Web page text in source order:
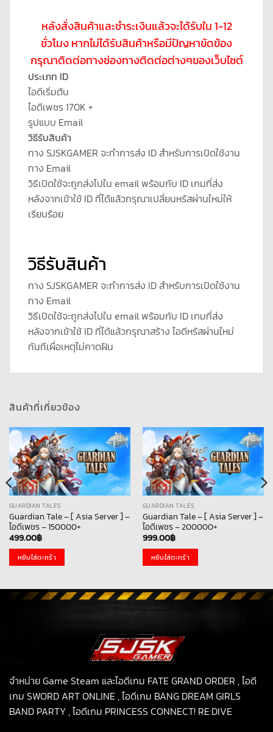
หลังสั่งสินค้าและชำระเงินแล้วจะได้รับใน 1-12
ชั่วโมง หากไม่ได้รับสินค้าหรือมีปัญหาขัดข้อง
กรุณาติดต่อทางช่องทางติดต่อต่างๆของเว็บไซต์
ประเภท ID
ไอดีเริ่มต้น
ไอดีเพชร 170K +
รูปแบบ Email
วิธีรับสินค้า
ทาง SJSKGAMER จะทำการส่ง ID สำหรับการเปิดใช้งาน
ทาง Email
วิธีเปิดใช้จะถูกส่งไปใน email พร้อมกับ ID เกมที่ส่ง
หลังจากเข้าใช้ ID ที่ได้แล้วกรุณาเปลี่ยนหรัสผ่านใหม่ให้
เรียบร้อย
วิธีรับสินค้า
ทาง SJSKGAMER จะทำการส่ง ID สำหรับการเปิดใช้งาน
ทาง Email
วิธีเปิดใช้จะถูกส่งไปใน email พร้อมกับ ID เกมที่ส่ง
หลังจากเข้าใช้ ID ที่ได้แล้วกรุณาสร้าง ไอดีหรัสผ่านใหม่
ทันทีเผื่อเหตุไม่คาดฝัน
สินค้าที่เกี่ยวข้อง
GUARDIAN TALES
Guardian Tale – [ Asia Server ] –
ไอดีเพชร – 150000+
499.00฿
หยิบใส่ตะกร้า
GUARDIAN TALES
Guardian Tale – [ Asia Server ] –
ไอดีเพชร – 200000+
999.00฿
หยิบใส่ตะกร้า
จำหน่าย Game Steam และไอดีเกม FATE GRAND ORDER , ไอดี
เกม SWORD ART ONLINE , ไอดีเกม BANG DREAM GIRLS
BAND PARTY , ไอดีเกม PRINCESS CONNECT! RE:DIVE